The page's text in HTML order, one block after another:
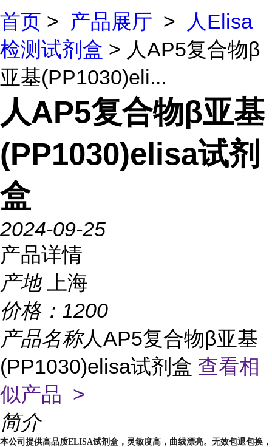
首页 > 产品展厅 >
人Elisa
检测试剂盒 > 人AP5复合物β
亚基(PP1030)eli...
人AP5复合物β亚基
(PP1030)elisa试剂
盒
2024-09-25
产品详情
产地
上海
价格： 1200
产品名称人AP5复合物β亚基
(PP1030)elisa试剂盒 查看相
似产品 >
简介
本公司提供高品质ELISA试剂盒，灵敏度高，曲线漂亮。无效包退包换，